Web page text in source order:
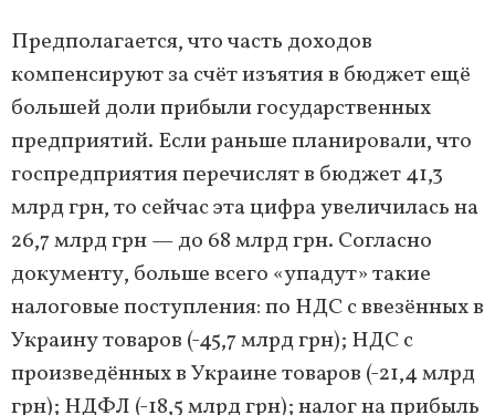
Предполагается, что часть доходов
компенсируют за счёт изъятия в бюджет ещё
большей доли прибыли государственных
предприятий. Если раньше планировали, что
госпредприятия перечислят в бюджет 41,3
млрд грн, то сейчас эта цифра увеличилась на
26,7 млрд грн — до 68 млрд грн. Согласно
документу, больше всего «упадут» такие
налоговые поступления: по НДС с ввезённых в
Украину товаров (-45,7 млрд грн); НДС с
произведённых в Украине товаров (-21,4 млрд
грн); НДФЛ (-18,5 млрд грн); налог на прибыль